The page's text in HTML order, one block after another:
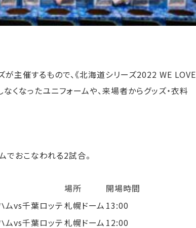
主催するもので、《北海道シリーズ2022 WE LOVE
くなったユニフォームや、来場者からグッズ・衣料
でおこなわれる2試合。
場所
開場時間
ムvs千葉ロッテ札幌ドーム 13:00
ムvs千葉ロッテ札幌ドーム 12:00